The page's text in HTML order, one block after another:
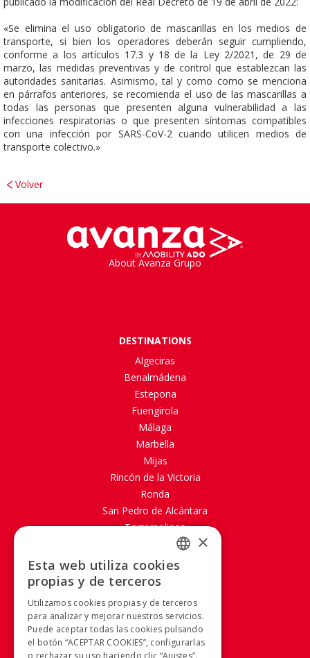
«Se elimina el uso obligatorio de mascarillas en los medios de
transporte, si bien los operadores deberán seguir cumpliendo,
conforme a los artículos 17.3 y 18 de la Ley 2/2021, de 29 de
marzo, las medidas preventivas y de control que establezcan las
autoridades sanitarias. Asimismo, tal y como como se menciona
en párrafos anteriores, se recomienda el uso de las mascarillas a
todas las personas que presenten alguna vulnerabilidad a las
infecciones respiratorias o que presenten síntomas compatibles
con una infección por SARS-CoV-2 cuando utilicen medios de
transporte colectivo.»
Volver
About Avanza Grupo
DESTINATIONS
Algeciras
Benalmádena
Estepona
Fuengirola
Málaga
Marbella
Mijas
Rincón de la Victoria
Ronda
San Pedro de Alcántara
Torremolinos
ABOUT PORTILLO
Site map
Aviso legal
Política de Cookies
Política de privacidad
Condiciones Generales
×
Esta web utiliza cookies
propias y de terceros
Utilizamos cookies propias y de terceros
para analizar y mejorar nuestros servicios.
Puede aceptar todas las cookies pulsando
el botón “ACEPTAR COOKIES”, configurarlas
o rechazar su uso haciendo clic “Ajustes”.